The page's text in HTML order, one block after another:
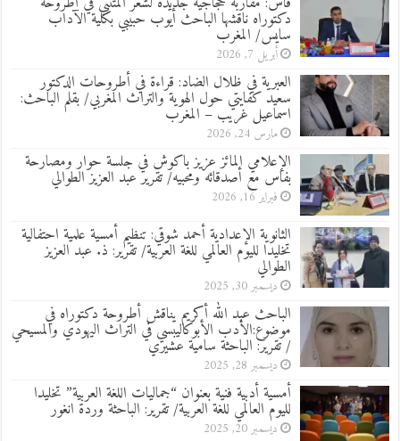
دكتوراه ناقشها الباحث أيوب حبيبي بكلية الآداب
سايس/ المغرب
أبريل 7, 2026
العبرية في ظلال الضاد: قراءة في أطروحات الدكتور
سعيد كفايتي حول الهوية والتراث المغربي/ بقلم الباحث:
اسماعيل غريب – المغرب
مارس 24, 2026
الإعلامي المائز عزيز باكوش في جلسة حوار ومصارحة
بفاس مع أصدقائه ومحبيه/ تقرير عبد العزيز الطوالي
فبراير 16, 2026
الثانوية الإعدادية أحمد شوقي: تنظيم أمسية علمية احتفالية
تخليدا لليوم العالمي للغة العربية/ تقرير: ذ. عبد العزيز
الطوالي
ديسمبر 30, 2025
الباحث عبد الله أكريم يناقش أطروحة دكتوراه في
موضوع:الأدب الأبوكاليبسي في التراث اليهودي والمسيحي
/ تقرير: الباحثة سامية عشيري
ديسمبر 28, 2025
أمسية أدبية فنية بعنوان “جماليات اللغة العربية” تخليدا
لليوم العالمي للغة العربية/ تقرير: الباحثة وردة انغور
ديسمبر 20, 2025